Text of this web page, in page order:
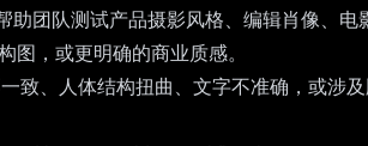
团队测试产品摄影风格、编辑肖像、
图，或更明确的商业质感。
致、人体结构扭曲、文字不准确，或涉